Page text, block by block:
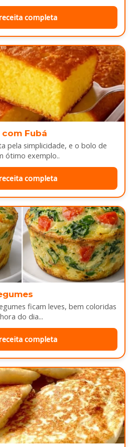
completa
Fubá
pela simplicidade, e o bolo de
ótimo exemplo..
completa
ficam leves, bem coloridas
do dia...
completa